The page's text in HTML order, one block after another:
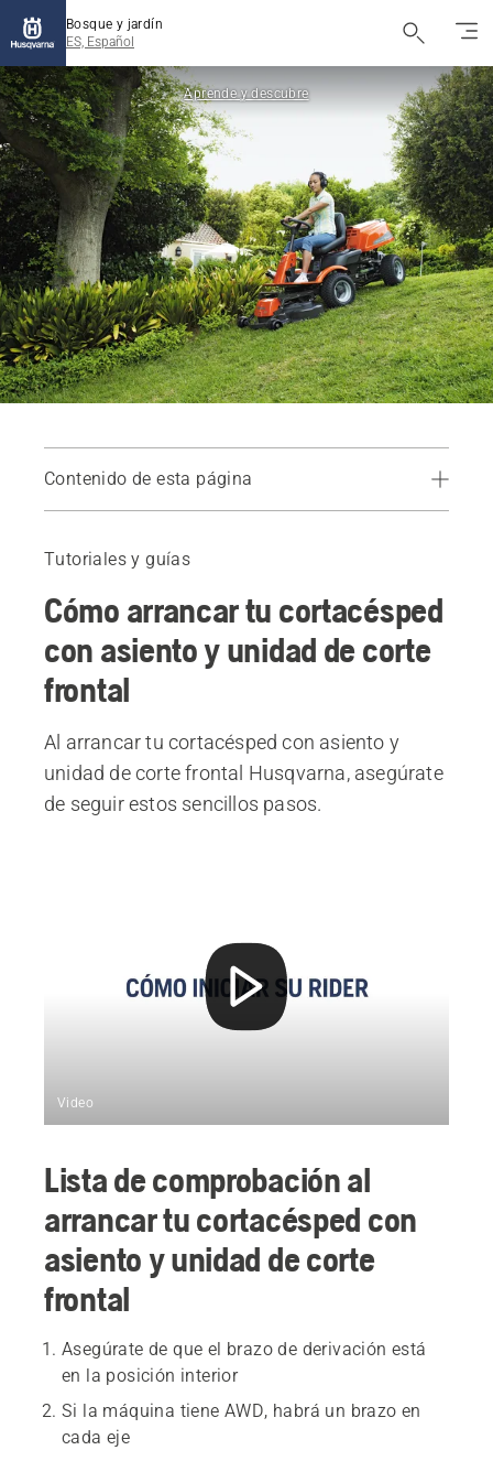
Bosque y jardín
ES, Español
Aprende y descubre
Contenido de esta página
Tutoriales y guías
Cómo arrancar tu cortacésped
con asiento y unidad de corte
frontal
Al arrancar tu cortacésped con asiento y
unidad de corte frontal Husqvarna, asegúrate
de seguir estos sencillos pasos.
Video
Lista de comprobación al
arrancar tu cortacésped con
asiento y unidad de corte
frontal
Asegúrate de que el brazo de derivación está
en la posición interior
Si la máquina tiene AWD, habrá un brazo en
cada eje